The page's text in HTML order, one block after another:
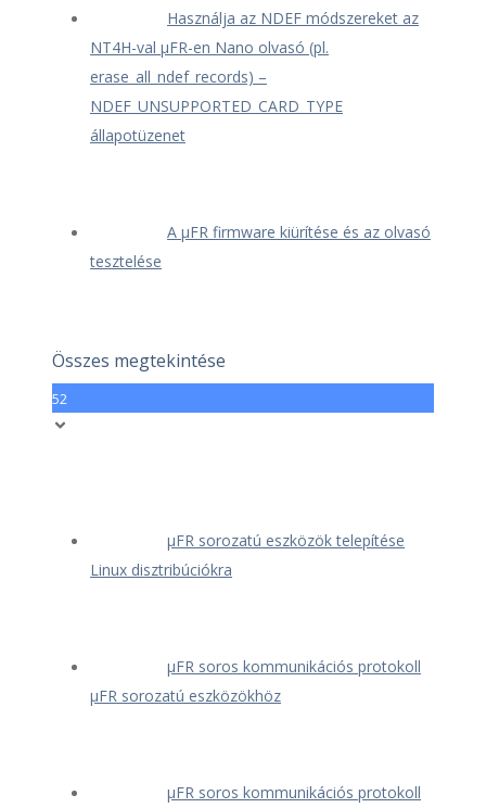
Használja az NDEF módszereket az
NT4H-val μFR-en Nano olvasó (pl.
erase_all_ndef_records) –
NDEF_UNSUPPORTED_CARD_TYPE
állapotüzenet
A μFR firmware kiürítése és az olvasó
tesztelése
Összes megtekintése
52
μFR sorozatú eszközök telepítése
Linux disztribúciókra
μFR soros kommunikációs protokoll
μFR sorozatú eszközökhöz
μFR soros kommunikációs protokoll